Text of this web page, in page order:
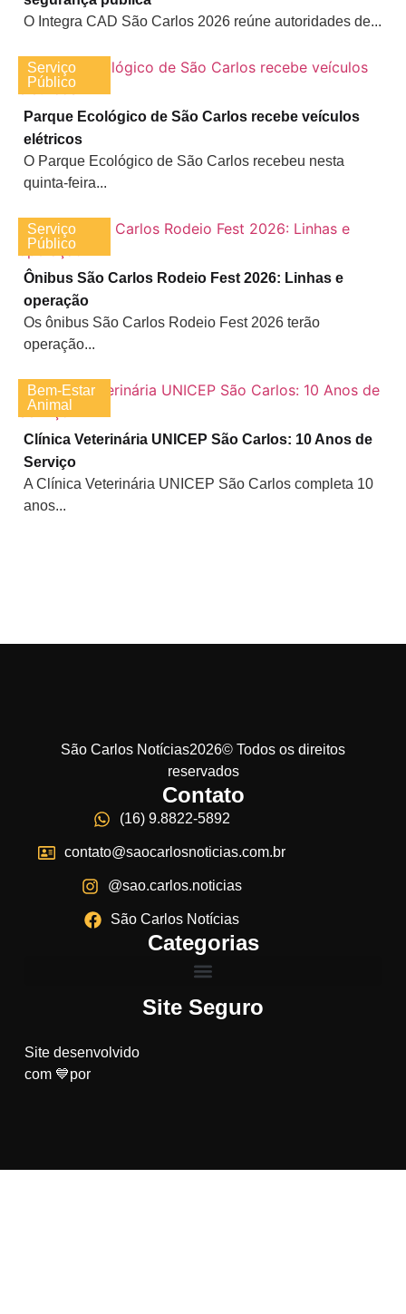
O Integra CAD São Carlos 2026 reúne autoridades de...
Serviço
Público
Parque Ecológico de São Carlos recebe veículos
elétricos
O Parque Ecológico de São Carlos recebeu nesta
quinta-feira...
Serviço
Público
Ônibus São Carlos Rodeio Fest 2026: Linhas e
operação
Os ônibus São Carlos Rodeio Fest 2026 terão
operação...
Bem-Estar
Animal
Clínica Veterinária UNICEP São Carlos: 10 Anos de
Serviço
A Clínica Veterinária UNICEP São Carlos completa 10
anos...
São Carlos Notícias2026© Todos os direitos
reservados
Contato
(16) 9.8822-5892
contato@saocarlosnoticias.com.br
@sao.carlos.noticias
São Carlos Notícias
Categorias
Site Seguro
Site desenvolvido
com 💙por